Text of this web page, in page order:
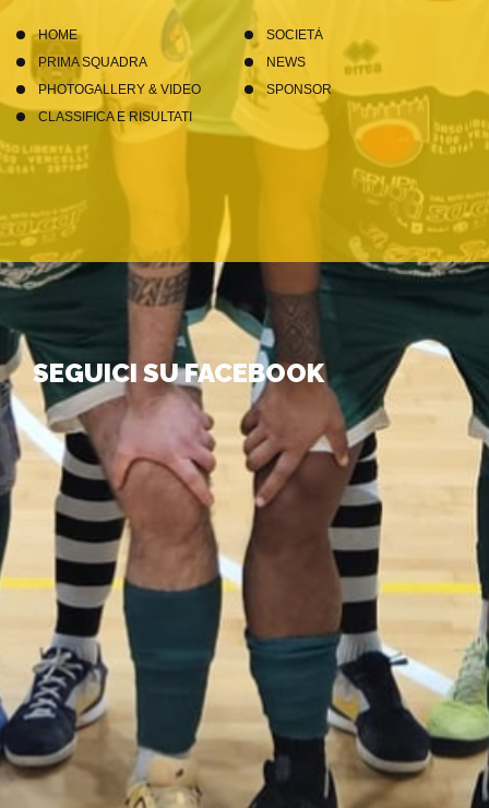
HOME
SOCIETÀ
PRIMA SQUADRA
NEWS
PHOTOGALLERY & VIDEO
SPONSOR
CLASSIFICA E RISULTATI
SEGUICI SU FACEBOOK